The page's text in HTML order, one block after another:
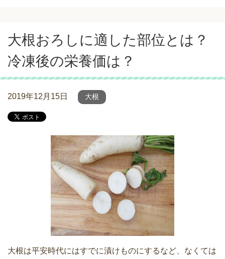
大根おろしに適した部位とは？
冷凍後の栄養価は？
2019年12月15日 大根
大根は平安時代にはすでに漬けものにするなど、なくては